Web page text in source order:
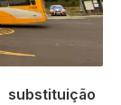
substituição